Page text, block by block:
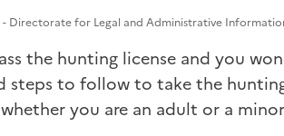
Directorate for Legal and Administrative
the hunting license and you
steps to follow to take the
you are an adult or a